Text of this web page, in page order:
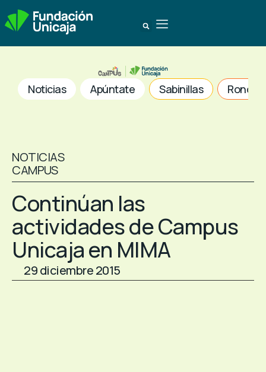
Noticias Apúntate Sabinillas Ronda
NOTICIAS
CAMPUS
Continúan las
actividades de Campus
Unicaja en MIMA
29 diciembre 2015